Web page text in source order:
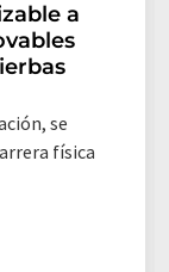
a
se
física